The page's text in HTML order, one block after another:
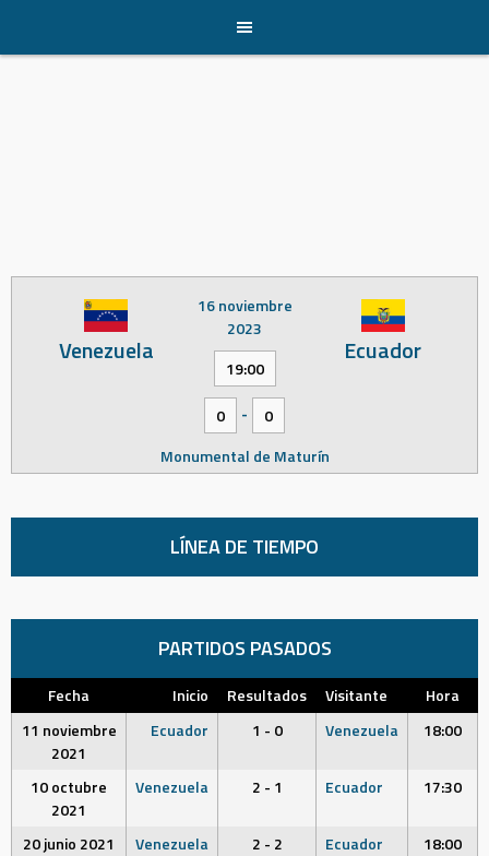
content
Venezuela Ecuador
16 noviembre
2023
19:00
0 -
0
Monumental de Maturín
LÍNEA DE TIEMPO
PARTIDOS PASADOS
Fecha Inicio Resultados Visitante
Hora
11 noviembre
2021
Ecuador 1 - 0 Venezuela 18:00
10 octubre
2021
Venezuela 2 - 1 Ecuador 17:30
20 junio 2021 Venezuela 2 - 2 Ecuador 18:00